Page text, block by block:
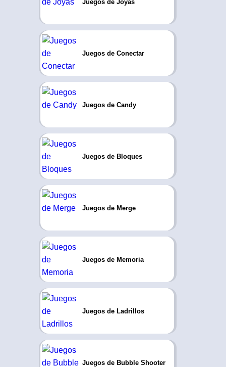
Juegos de Joyas
Juegos de Conectar
Juegos de Candy
Juegos de Bloques
Juegos de Merge
Juegos de Memoria
Juegos de Ladrillos
Juegos de Bubble Shooter